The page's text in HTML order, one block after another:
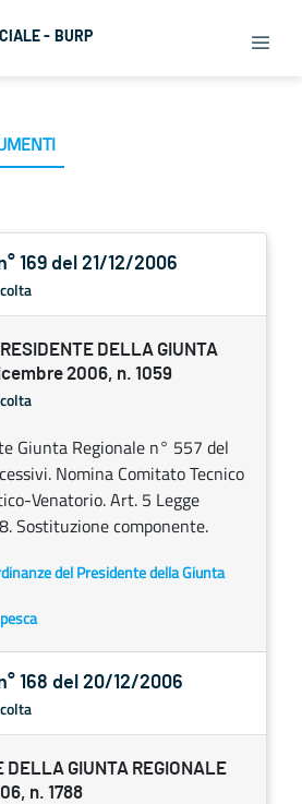
- BURP
169 del 21/12/2006
DELLA GIUNTA
2006, n. 1059
Giunta Regionale n° 557 del
Nomina Comitato Tecnico
Venatorio. Art. 5 Legge
Sostituzione componente.
del Presidente della Giunta
168 del 20/12/2006
DELLA GIUNTA REGIONALE
n. 1788